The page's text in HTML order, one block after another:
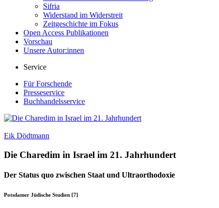
Sifria
Widerstand im Widerstreit
Zeitgeschichte im Fokus
Open Access Publikationen
Vorschau
Unsere Autor:innen
Service
Für Forschende
Presseservice
Buchhandelsservice
Eik Dödtmann
Die Charedim in Israel im 21. Jahrhundert
Der Status quo zwischen Staat und Ultraorthodoxie
Potsdamer Jüdische Studien [7]